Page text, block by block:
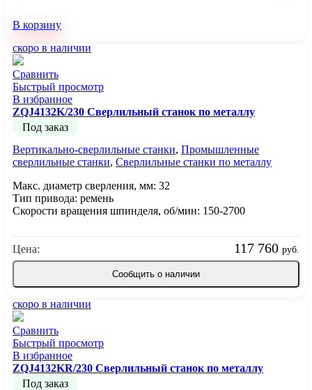
В корзину
скоро в наличии
Сравнить
Быстрый просмотр
В избранное
ZQJ4132K/230 Сверлильный станок по металлу
Под заказ
Вертикально-сверлильные станки, Промышленные
сверлильные станки, Сверлильные станки по металлу
Цена: 117 760 руб.
Макс. диаметр сверления, мм: 32
Тип привода: ремень
Скорости вращения шпинделя, об/мин: 150-2700
Сообщить о наличии
скоро в наличии
Сравнить
Быстрый просмотр
В избранное
ZQJ4132KR/230 Сверлильный станок по металлу
Под заказ